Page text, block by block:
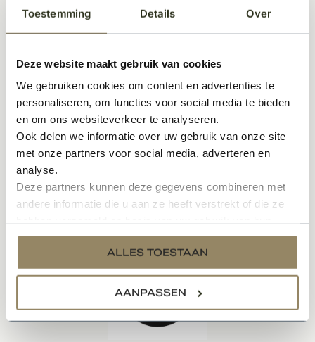
Toestemming Details Over
Deze website maakt gebruik van cookies
We gebruiken cookies om content en advertenties te
personaliseren, om functies voor social media te bieden
en om ons websiteverkeer te analyseren.
Ook delen we informatie over uw gebruik van onze site
met onze partners voor social media, adverteren en
analyse.
Deze partners kunnen deze gegevens combineren met
andere informatie die u aan ze heeft verstrekt of die ze
services.
ALLES TOESTAAN
AANPASSEN
Bestemd voor buitendeurbeslag(voordeur)
Rozet wordt geleverd inclusief bevestiging voor
deurdikte 40 mm
Specificaties
Gerelateerde producten